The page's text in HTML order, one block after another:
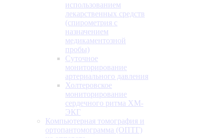
использованием
лекарственных средств
(спирометрия с
назначением
медикаментозной
пробы)
Суточное
мониторирование
артериального давления
Холтеровское
мониторирование
сердечного ритма ХМ-
ЭКГ
Компьютерная томография и
ортопантомограмма (ОПТГ)